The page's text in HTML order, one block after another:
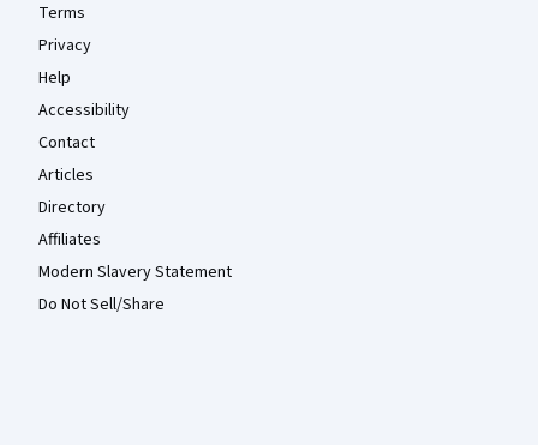
Terms
Privacy
Help
Accessibility
Contact
Articles
Directory
Affiliates
Modern Slavery Statement
Do Not Sell/Share